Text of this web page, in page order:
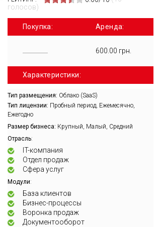
голосов)
Покупка: Аренда:
600.00 грн.
Характеристики:
Тип размещения: Облако (SaaS)
Тип лицензии: Пробный период, Ежемесячно,
Ежегодно
Размер бизнеса: Крупный, Малый, Средний
Отрасль:
IT-компания
Отдел продаж
Сфера услуг
Модули:
База клиентов
Бизнес-процессы
Воронка продаж
Документооборот